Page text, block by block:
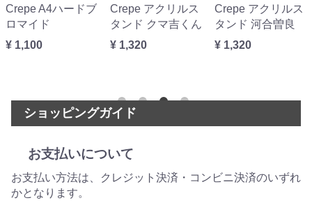
Crepe アクリルス
タンド クマ吉くん
¥ 1,320
Crepe アクリルス
タンド 河合曽良
¥ 1,320
Crepe アクリルキ
ーホルダー うさみ
ちゃん
ショッピングガイド
お支払いについて
お支払い方法は、クレジット決済・コンビニ決済のいずれ
かとなります。